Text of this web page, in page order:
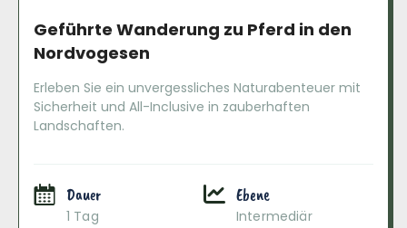
Geführte Wanderung zu Pferd in den
Nordvogesen
Erleben Sie ein unvergessliches Naturabenteuer mit
Sicherheit und All-Inclusive in zauberhaften
Landschaften.
Dauer
1 Tag
Ebene
Intermediär